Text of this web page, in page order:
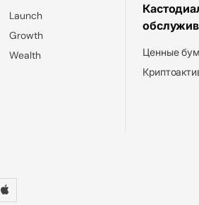
Launch
Growth
Wealth
Ценные